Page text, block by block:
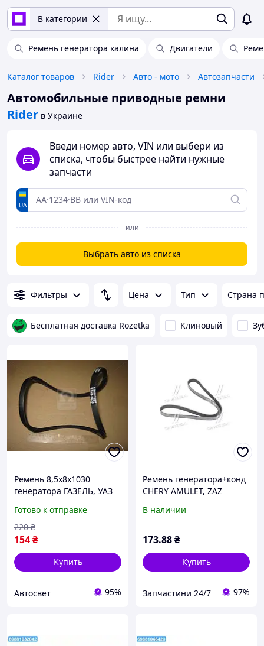
В категории
Ремень генератора калина Двигатели
Каталог товаров Rider Авто - мото Автозапчасти
Автомобильные приводные ремни
Rider в Украине
Введи номер авто, VIN или выбери из
списка, чтобы быстрее найти нужные
запчасти
UA
или
Выбрать авто из списка
Фильтры Цена Тип Страна
Бесплатная доставка Rozetka Клиновый
Ремень 8,5х8х1030
генератора ГАЗЕЛЬ, УАЗ
Готово к отправке
154₴
220 ₴
Купить
Автосвет 95%
Ремень генератора+конд
CHERY AMULET, ZAZ
В наличии
173.88₴
Купить
Запчастини 24/7 97%